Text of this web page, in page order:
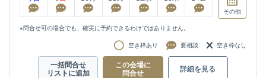
その他
※問合せ可の場合でも、確実に予約できるわけではありません。
空き枠あり 要相談 空き枠なし
一括問合せ
リストに追加
この会場に
問合せ
詳細を見る